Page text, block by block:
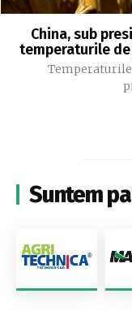
China, sub
temperaturile
Suntem